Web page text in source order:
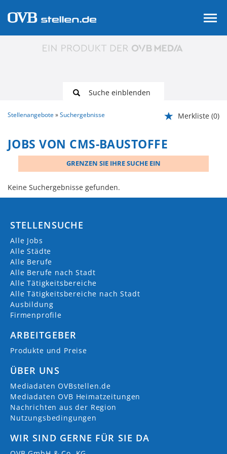
Suche einblenden
Stellenangebote Suchergebnisse Merkliste (0)
JOBS VON CMS-BAUSTOFFE
GRENZEN SIE IHRE SUCHE EIN
Keine Suchergebnisse gefunden.
STELLENSUCHE
Alle Jobs
Alle Städte
Alle Berufe
Alle Berufe nach Stadt
Alle Tätigkeitsbereiche
Alle Tätigkeitsbereiche nach Stadt
Ausbildung
Firmenprofile
ARBEITGEBER
Produkte und Preise
ÜBER UNS
Mediadaten OVBstellen.de
Mediadaten OVB Heimatzeitungen
Nachrichten aus der Region
Nutzungsbedingungen
WIR SIND GERNE FÜR SIE DA